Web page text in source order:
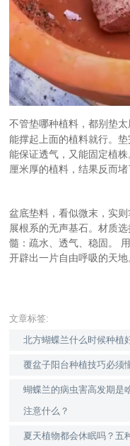
不管垫哪种植料，都别垫
能撑起上面的植料就行。
能保证透气，又能固定植
厘米厚的植料，结果反而
盆底垫料，看似微末，实
展根系的无声基石。材质
髓：疏水、透气、稳固。
开辟出一片自由呼吸的天地
文章标签:
北方蝴蝶兰什么时候种植
覆盆子阳台种植技巧必须
蝴蝶兰的病虫害高发期是
注意什么？
夏天植物都会休眠吗？五